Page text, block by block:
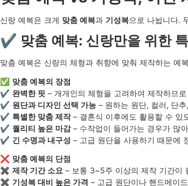
신랑 예복은 크게 맞춤 예복과 기성복으로 나뉩니다.
✔ 맞춤 예복: 신랑만을 위한
맞춤 예복은 신랑의 체형과 취향에 맞춰 제작하는 예
✅ 맞춤 예복의 장점
✔ 완벽한 핏 – 개개인의 체형을 고려하여 제작하므
✔ 원단과 디자인 선택 가능 – 원하는 원단, 컬러, 단
✔ 특별한 맞춤 제작– 결혼식 이후에도 활용할 수 있
✔ 퀄리티 높은 마감– 수작업이 들어가는 경우가 많
✔ 긴 수명과 내구성 – 고급 원단을 사용하기 때문에
❌ 맞춤 예복의 단점
✖ 제작 기간 소요 – 보통 3~5주 이상의 제작 기간이
✖ 기성복 대비 높은 가격 – 고급 원단이나 핸드메이